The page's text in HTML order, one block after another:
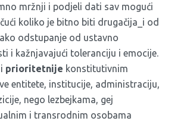
mržnji i podjeli dati sav mogući
koliko je bitno biti drugačija_i od
odstupanje od ustavno
i kažnjavajući toleranciju i emocije.
prioritetnije konstitutivnim
entitete, institucije, administraciju,
nego lezbejkama, gej
i transrodnim osobama